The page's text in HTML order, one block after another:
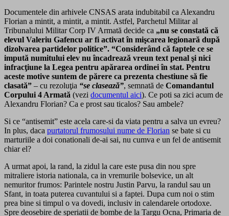
Documentele din arhivele CNSAS arata indubitabil ca Alexandru
Florian a mintit, a mintit, a mintit. Astfel, Parchetul Militar al
Tribunalului Militar Corp IV Armată decide ca „nu se constată că
elevul Valeriu Gafencu ar fi activat în mişcarea legionară după
dizolvarea partidelor politice”. “Considerând că faptele ce se
impută numitului elev nu încadrează vreun text penal şi nici
infracţiune la Legea pentru apărarea ordinei în stat. Pentru
aceste motive suntem de părere ca prezenta chestiune să fie
clasată” – cu rezoluţia “se clasează”, semnată de Comandantul
Corpului 4 Armată (vezi documentul aici). Ce poti sa zici acum de
Alexandru Florian? Ca e prost sau ticalos? Sau ambele?
Si ce “antisemit” este acela care-si da viata pentru a salva un evreu?
In plus, daca purtatorul frumosului nume de Florian se bate si cu
marturiile a doi conationali de-ai sai, nu cumva e un fel de antisemit
chiar el?
A urmat apoi, la rand, la zidul la care este pusa din nou spre
mitraliere istoria nationala, ca in vremurile bolsevice, un alt
nemuritor frumos: Parintele nostru Justin Parvu, la randul sau un
Sfant, in toata puterea cuvantului si a faptei. Dupa cum noi o stim
prea bine si timpul o va dovedi, inclusiv in calendarele ortodoxe.
Spre deosebire de speriatii de bombe de la Targu Ocna, Primaria de